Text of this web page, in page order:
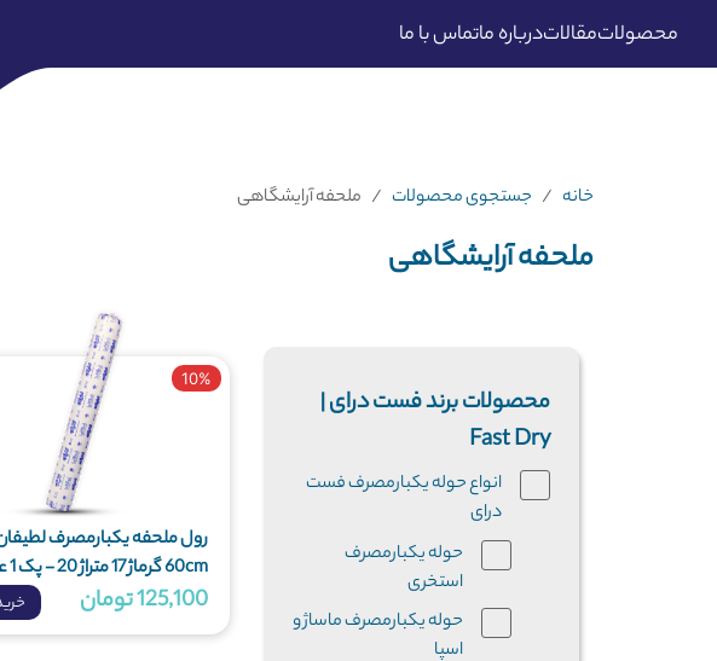
محصولاتمقالاتدرباره ماتماس با ما
خانه جستجوی محصولات ملحفه آرایشگاهی
ملحفه آرایشگاهی
محصولات برند فست درای |
Fast Dry
انواع حوله یکبارمصرف فست
درای
حوله یکبارمصرف
استخری
حوله یکبارمصرف ماساژ و
اسپا
رول ملحفه یکبارمصرف
60cm گرماژ 17 متراژ 20 - پک 1 عددی
10%
125,100 تومان